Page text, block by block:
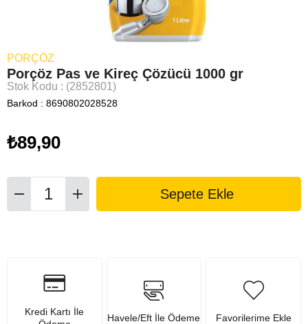
PORÇÖZ
Porçöz Pas ve Kireç Çözücü 1000 gr
Stok Kodu (2852801)
Barkod : 8690802028528
₺89,90
Kredi Kartı İle
Havele/Eft İle Ödeme Favorilerime Ekle